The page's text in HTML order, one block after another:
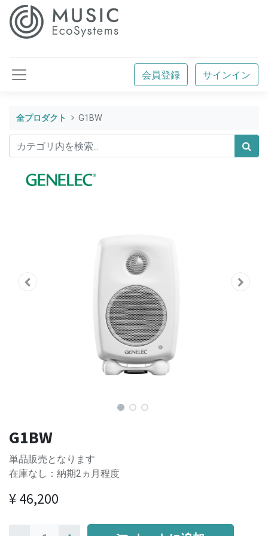
会員登録 サインイン
全プロダクト G1BW
G1BW
単品販売となります
在庫なし：納期2ヵ月程度
¥ 46,200